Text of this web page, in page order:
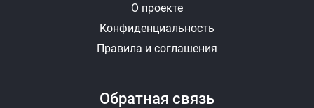
О проекте
Конфиденциальность
Правила и соглашения
Обратная связь